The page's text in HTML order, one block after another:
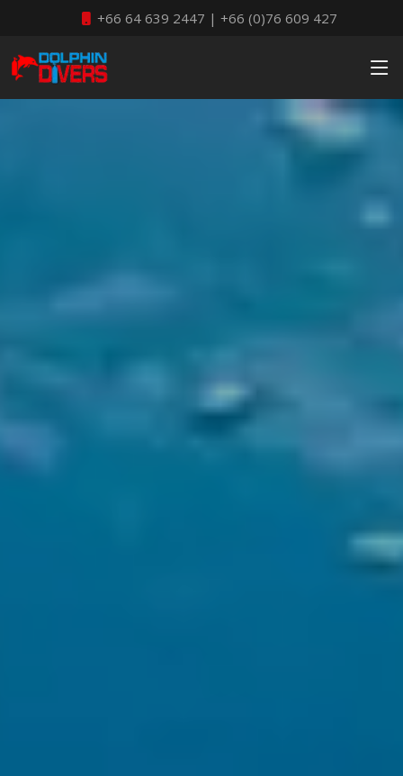
+66 64 639 2447 | +66 (0)76 609 427